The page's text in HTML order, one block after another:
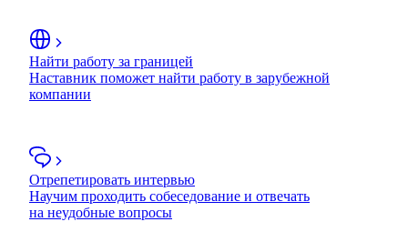
Найти работу за границей
Наставник поможет найти работу в зарубежной
компании
Отрепетировать интервью
Научим проходить собеседование и отвечать
на неудобные вопросы